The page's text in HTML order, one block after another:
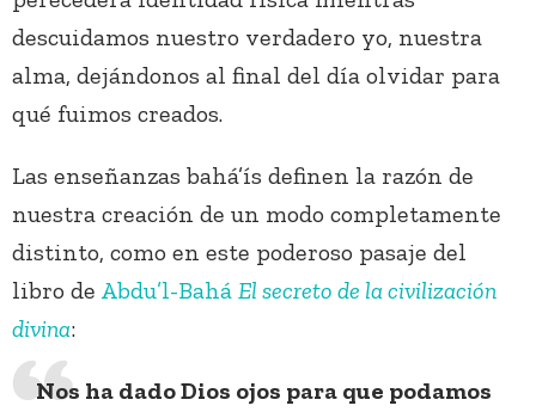
descuidamos nuestro verdadero yo, nuestra
alma, dejándonos al final del día olvidar para
qué fuimos creados.
Las enseñanzas bahá’ís definen la razón de
nuestra creación de un modo completamente
distinto, como en este poderoso pasaje del
libro de Abdu’l-Bahá El secreto de la civilización
divina:
Nos ha dado Dios ojos para que podamos